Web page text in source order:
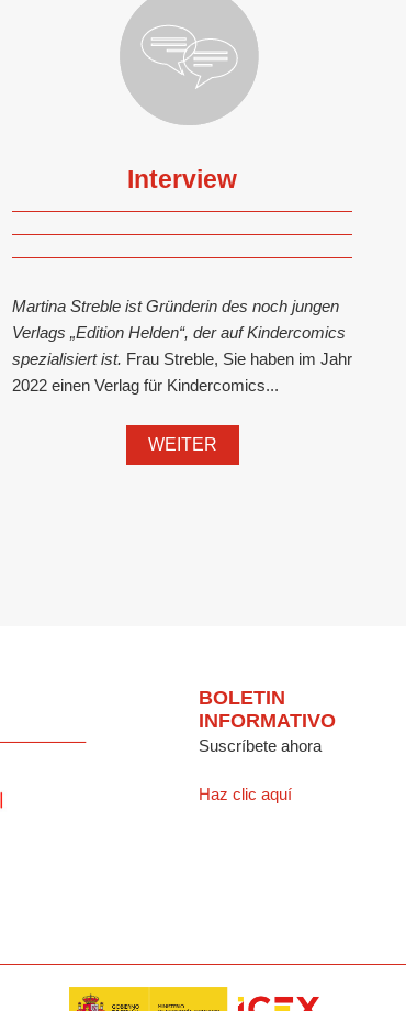
Interview
Martina Streble ist Gründerin des noch jungen
Verlags „Edition Helden“, der auf Kindercomics
spezialisiert ist. Frau Streble, Sie haben im Jahr
2022 einen Verlag für Kindercomics...
WEITER
BOLETIN
INFORMATIVO
Suscríbete ahora
Haz clic aquí